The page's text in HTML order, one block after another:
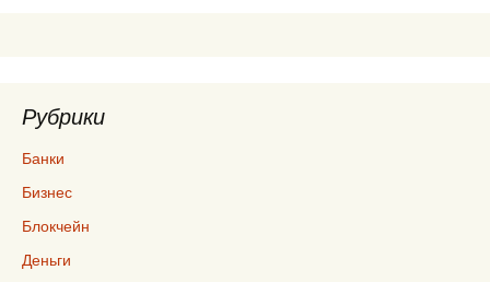
Рубрики
Банки
Бизнес
Блокчейн
Деньги